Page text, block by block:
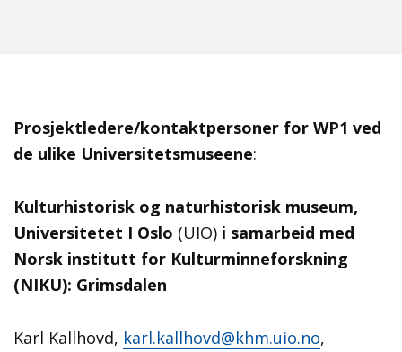
Prosjektledere/kontaktpersoner for WP1 ved
de ulike Universitetsmuseene:
Kulturhistorisk og naturhistorisk museum,
Universitetet I Oslo (UIO) i samarbeid med
Norsk institutt for Kulturminneforskning
(NIKU): Grimsdalen
Karl Kallhovd, karl.kallhovd@khm.uio.no,